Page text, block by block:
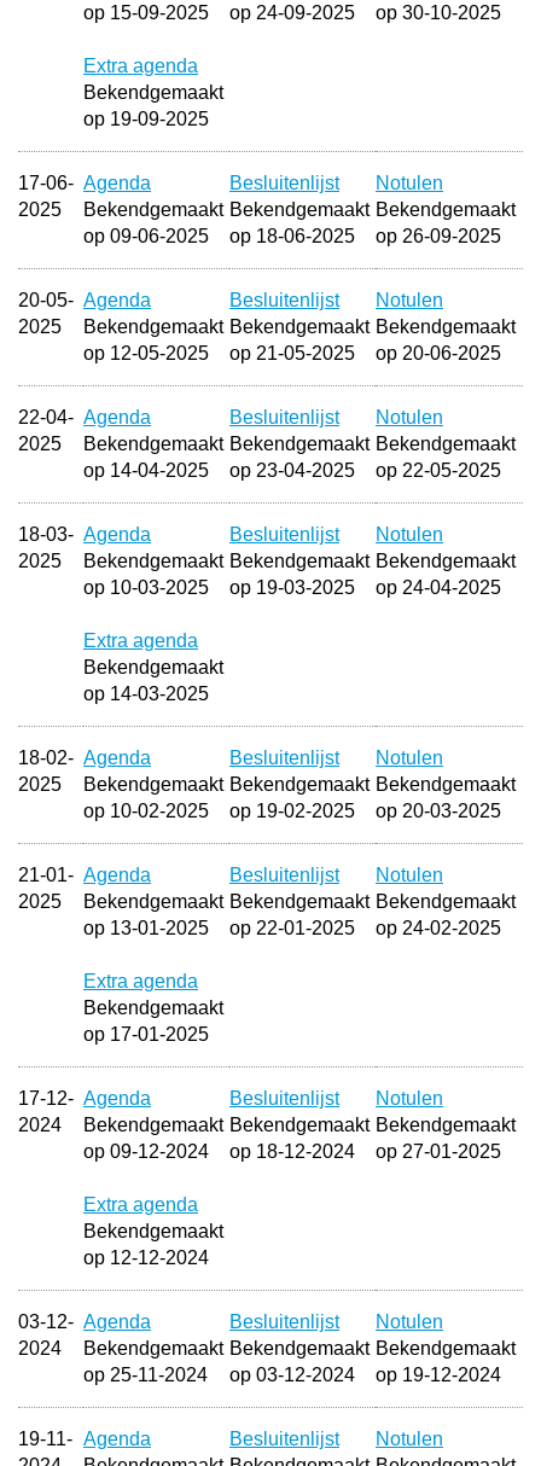
op 15-09-2025
Extra agenda
Bekendgemaakt
op 19-09-2025
op 24-09-2025
op 30-10-2025
17-06-
2025
Agenda
Bekendgemaakt
op 09-06-2025
Besluitenlijst
Bekendgemaakt
op 18-06-2025
Notulen
Bekendgemaakt
op 26-09-2025
20-05-
2025
Agenda
Bekendgemaakt
op 12-05-2025
Besluitenlijst
Bekendgemaakt
op 21-05-2025
Notulen
Bekendgemaakt
op 20-06-2025
22-04-
2025
Agenda
Bekendgemaakt
op 14-04-2025
Besluitenlijst
Bekendgemaakt
op 23-04-2025
Notulen
Bekendgemaakt
op 22-05-2025
18-03-
2025
Agenda
Bekendgemaakt
op 10-03-2025
Extra agenda
Bekendgemaakt
op 14-03-2025
Besluitenlijst
Bekendgemaakt
op 19-03-2025
Notulen
Bekendgemaakt
op 24-04-2025
18-02-
2025
Agenda
Bekendgemaakt
op 10-02-2025
Besluitenlijst
Bekendgemaakt
op 19-02-2025
Notulen
Bekendgemaakt
op 20-03-2025
21-01-
2025
Agenda
Bekendgemaakt
op 13-01-2025
Extra agenda
Bekendgemaakt
op 17-01-2025
Besluitenlijst
Bekendgemaakt
op 22-01-2025
Notulen
Bekendgemaakt
op 24-02-2025
17-12-
2024
Agenda
Bekendgemaakt
op 09-12-2024
Extra agenda
Bekendgemaakt
op 12-12-2024
Besluitenlijst
Bekendgemaakt
op 18-12-2024
Notulen
Bekendgemaakt
op 27-01-2025
03-12-
2024
Agenda
Bekendgemaakt
op 25-11-2024
Besluitenlijst
Bekendgemaakt
op 03-12-2024
Notulen
Bekendgemaakt
op 19-12-2024
19-11- Agenda
Besluitenlijst
Notulen